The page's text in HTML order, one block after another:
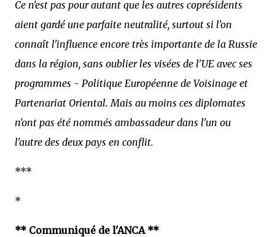
Ce n'est pas pour autant que les autres coprésidents
aient gardé une parfaite neutralité, surtout si l'on
connaît l'influence encore très importante de la Russie
dans la région, sans oublier les visées de l'UE avec ses
programmes - Politique Européenne de Voisinage et
Partenariat Oriental. Mais au moins ces diplomates
n'ont pas été nommés ambassadeur dans l'un ou
l'autre des deux pays en conflit.
***
*
** Communiqué de l'ANCA **